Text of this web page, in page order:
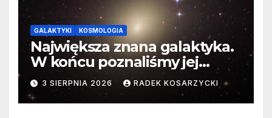
GALAKTYKI KOSMOLOGIA
Największa znana galaktyka.
W końcu poznaliśmy jej
faktyczne wymiary
3 SIERPNIA 2026 RADEK KOSARZYCKI